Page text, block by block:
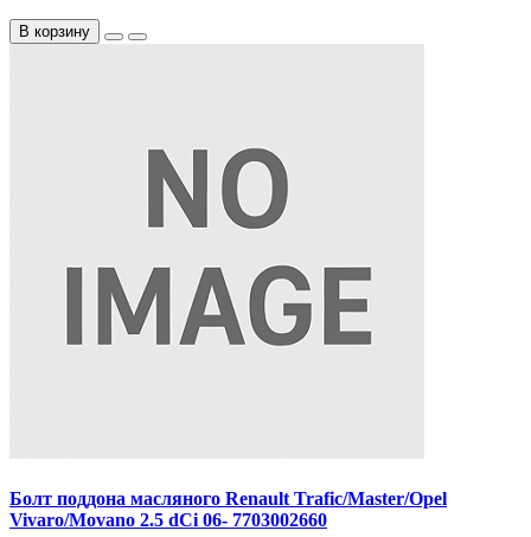
В корзину
Болт поддона масляного Renault Trafic/Master/Opel
Vivaro/Movano 2.5 dCi 06- 7703002660